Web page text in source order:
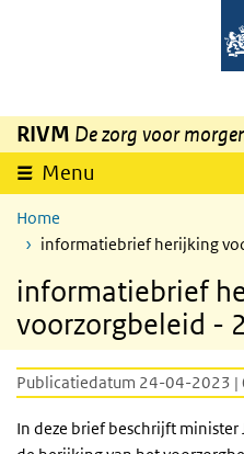
Overslaan en naar de inhoud
RIVM De zorg voor
Menu
Home
informatiebrief herijking
informatiebrief
voorzorgbeleid -
Publicatiedatum 24-04-2023 |
In deze brief beschrijft minister